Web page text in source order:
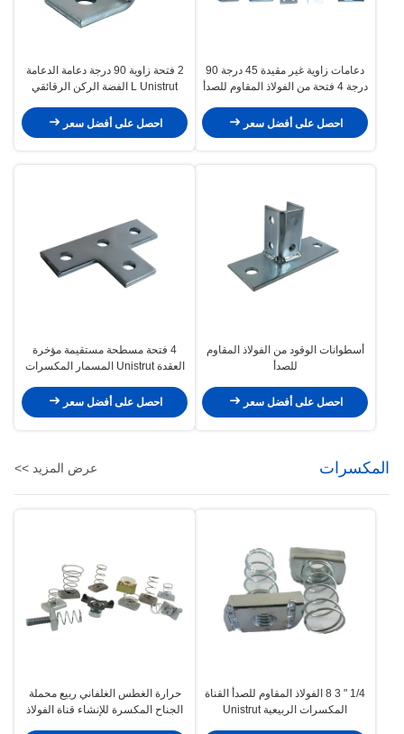
دعامات زاوية غير مقيدة 45 درجة 90
درجة 4 فتحة من الفولاذ المقاوم للصدأ
احصل على أفضل سعر
2 فتحة زاوية 90 درجة دعامة الدعامة
L Unistrut الفضة الركن الرقائقي
احصل على أفضل سعر
أسطوانات الوقود من الفولاذ المقاوم
للصدأ
احصل على أفضل سعر
4 فتحة مسطحة مستقيمة مؤخرة
العقدة Unistrut المسمار المكسرات
احصل على أفضل سعر
المكسرات عرض المزيد >>
1/4 " 3 8 الفولاذ المقاوم للصدأ القناة
المكسرات الربيعية Unistrut
حرارة الغطس الغلفاني ربيع محملة
الجناح المكسرة للإنشاء قناة الفولاذ